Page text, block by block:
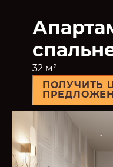
32 м²
ПОЛУЧИТЬ